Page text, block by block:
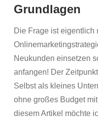
Grundlagen
Die Frage ist eigentlich
Neukunden einsetzen
anfangen! Der
Selbst als kleines
ohne großes Budget
diesem Artikel möchte